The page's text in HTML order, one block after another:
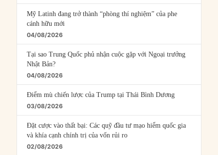
Mỹ Latinh đang trở thành “phòng thí nghiệm” của phe
cánh hữu mới
04/08/2026
Tại sao Trung Quốc phủ nhận cuộc gặp với Ngoại trưởng
Nhật Bản?
04/08/2026
Điểm mù chiến lược của Trump tại Thái Bình Dương
03/08/2026
Đặt cược vào thất bại: Các quỹ đầu tư mạo hiểm quốc gia
và khía cạnh chính trị của vốn rủi ro
02/08/2026